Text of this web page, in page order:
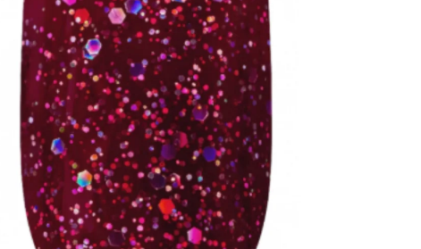
Komplektid